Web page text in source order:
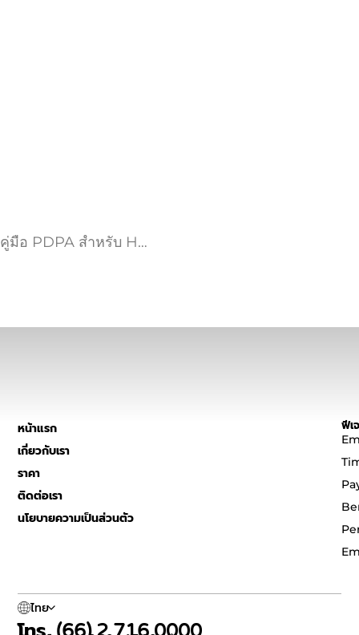
คู่มือ PDPA สำหรับ H…
หน้าแรก
เกี่ยวกับเรา
ราคา
ติดต่อเรา
นโยบายความเป็นส่วนตัว
ฟีเ
ไทย